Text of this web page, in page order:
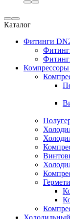
Каталог
Фитинги
Компрессоры
Холодильный